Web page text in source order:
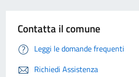
Contatta il comune
Leggi le domande frequenti
Richiedi Assistenza